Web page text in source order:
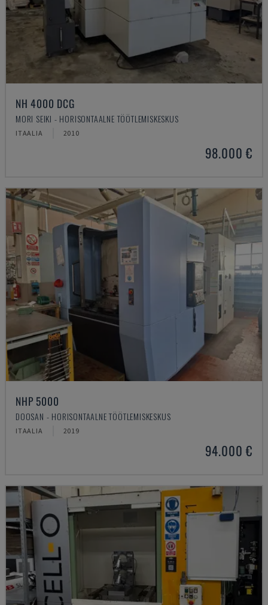
NH 4000 DCG
MORI SEIKI - HORISONTAALNE TÖÖTLEMISKESKUS
ITAALIA 2010
98.000 €
NHP 5000
DOOSAN - HORISONTAALNE TÖÖTLEMISKESKUS
ITAALIA 2019
94.000 €